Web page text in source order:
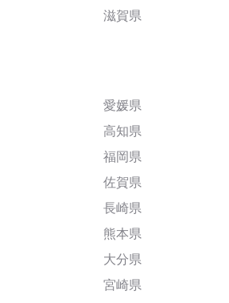
滋賀県
愛媛県
高知県
福岡県
佐賀県
長崎県
熊本県
大分県
宮崎県